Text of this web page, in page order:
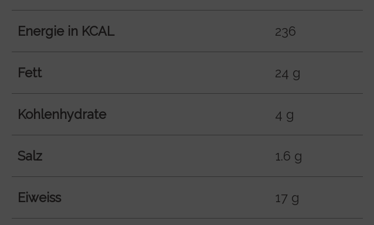
Energie in KCAL 236
Fett 24 g
Kohlenhydrate 4 g
Salz 1.6 g
Eiweiss 17 g